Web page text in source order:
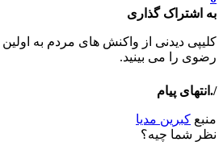
اشتراک گذاری
دیدنی از واکنش های مردم به اولین
را می بینید.
پیام
کبرین مدیا
شما چیه؟